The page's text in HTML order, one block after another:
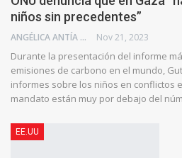
niños sin precedentes”
ANGÉLICA ANTÍA AZUAJE Nov 21, 2023
Durante la presentación del informe
emisiones de carbono en el mundo,
informes sobre los niños en conflictos
mandato están muy por debajo del
EE.UU